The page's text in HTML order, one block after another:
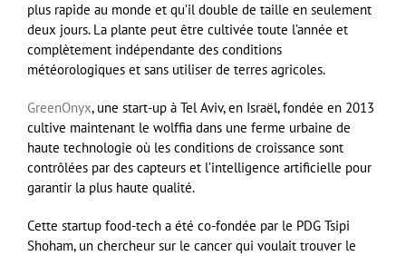
plus rapide au monde et qu’il double de taille en seulement
deux jours. La plante peut être cultivée toute l’année et
complètement indépendante des conditions
météorologiques et sans utiliser de terres agricoles.
GreenOnyx, une start-up à Tel Aviv, en Israël, fondée en 2013
cultive maintenant le wolffia dans une ferme urbaine de
haute technologie où les conditions de croissance sont
contrôlées par des capteurs et l’intelligence artificielle pour
garantir la plus haute qualité.
Cette startup food-tech a été co-fondée par le PDG Tsipi
Shoham, un chercheur sur le cancer qui voulait trouver le